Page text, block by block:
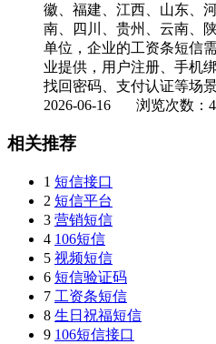
徽、福建、江西、山东、
南、四川、贵州、云南、
单位，企业的工资条短信
业提供，用户注册、手机
找回密码、支付认证等场
2026-06-16 浏览次数：
相关推荐
1 短信接口
2 短信平台
3 营销短信
4 106短信
5 视频短信
6 短信验证码
7 工资条短信
8 生日祝福短信
9 106短信接口